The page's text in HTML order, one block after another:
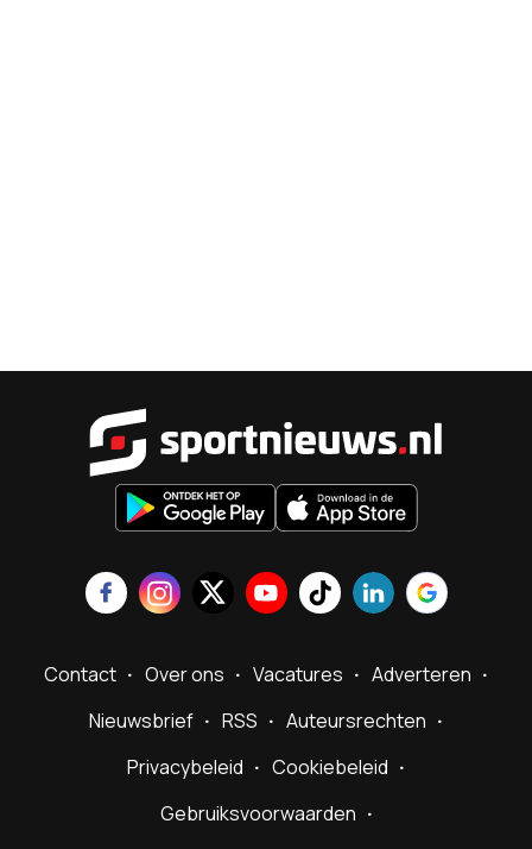
Contact Over ons Vacatures
Adverteren
Nieuwsbrief
RSS
Auteursrechten
Privacybeleid
Cookiebeleid
Gebruiksvoorwaarden